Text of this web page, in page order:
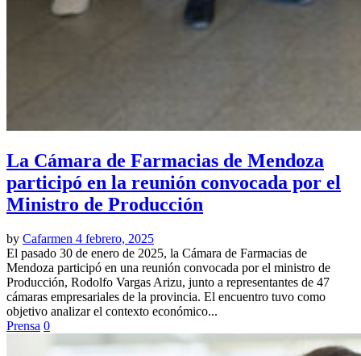
La Cámara de Farmacias de Mendoza
participó en la reunión convocada por el
Ministro de Producción
by Cafarmen 4 febrero, 2025
El pasado 30 de enero de 2025, la Cámara de Farmacias de
Mendoza participó en una reunión convocada por el ministro de
Producción, Rodolfo Vargas Arizu, junto a representantes de 47
cámaras empresariales de la provincia. El encuentro tuvo como
objetivo analizar el contexto económico...
Prensa 0